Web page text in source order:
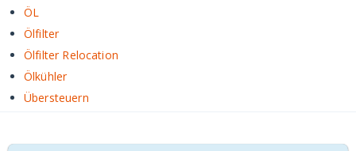
ÖL
Ölfilter
Ölfilter Relocation
Ölkühler
Übersteuern